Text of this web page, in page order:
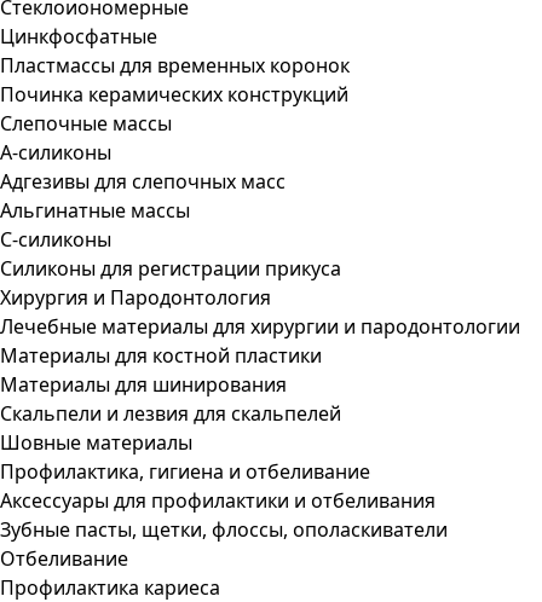
Стеклоиономерные
Цинкфосфатные
Пластмассы для временных коронок
Починка керамических конструкций
Слепочные массы
А-силиконы
Адгезивы для слепочных масс
Альгинатные массы
С-силиконы
Силиконы для регистрации прикуса
Хирургия и Пародонтология
Лечебные материалы для хирургии и пародонтологии
Материалы для костной пластики
Материалы для шинирования
Скальпели и лезвия для скальпелей
Шовные материалы
Профилактика, гигиена и отбеливание
Аксессуары для профилактики и отбеливания
Зубные пасты, щетки, флоссы, ополаскиватели
Отбеливание
Профилактика кариеса